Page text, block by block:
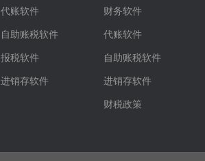
代账软件
自助账税软件
报税软件
进销存软件
财务软件
代账软件
自助账税软件
进销存软件
财税政策